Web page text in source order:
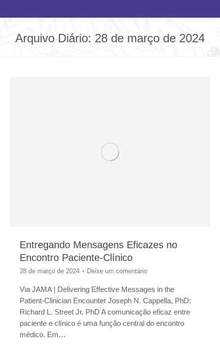
Arquivo Diário: 28 de março de 2024
Entregando Mensagens Eficazes no
Encontro Paciente-Clínico
28 de março de 2024 Deixe um comentário
Via JAMA | Delivering Effective Messages in the
Patient-Clinician Encounter Joseph N. Cappella, PhD;
Richard L. Street Jr, PhD A comunicação eficaz entre
paciente e clínico é uma função central do encontro
médico. Em…